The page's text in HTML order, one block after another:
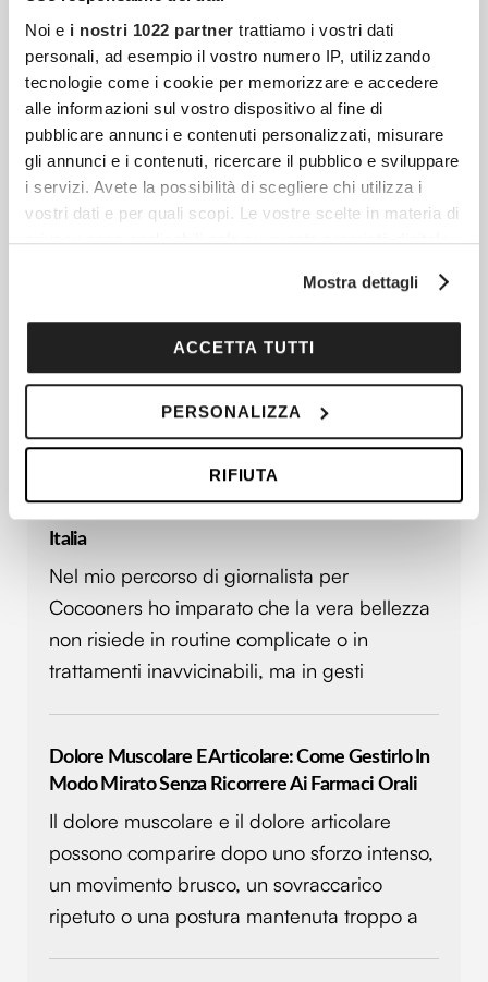
Noi e i nostri 1022 partner trattiamo i vostri dati
personali, ad esempio il vostro numero IP, utilizzando
tecnologie come i cookie per memorizzare e accedere
alle informazioni sul vostro dispositivo al fine di
pubblicare annunci e contenuti personalizzati, misurare
gli annunci e i contenuti, ricercare il pubblico e sviluppare
i servizi. Avete la possibilità di scegliere chi utilizza i
vostri dati e per quali scopi. Le vostre scelte in materia di
privacy sono applicabili solo su questa proprietà digitale
modificare o revocare il proprio consenso in qualsiasi
momento dalla Dichiarazione sui cookie o facendo clic
sull'icona di attivazione della privacy.
raccogliere informazioni sulla tua posizione
geografica, con un'approssimazione di qualche
Identificare il tuo dispositivo, scansionandolo
attivamente alla ricerca di caratteristiche specifiche
Approfondisci come vengono elaborati i tuoi dati personali
e imposta le tue preferenze nellasezione dettagli. Puoi
modificare o ritirare il tuo consenso in qualsiasi momento
dalla Dichiarazione sui cookie.
Utilizziamo i cookie per personalizzare contenuti ed
informazioni sul modo in cui utilizzi il nostro sito con i
nostri partner che si occupano di analisi dei dati web,
pubblicità e social media, i quali potrebbero combinarle
con altre informazioni che hai fornito loro o che hanno
Mostra dettagli
ACCETTA TUTTI
PERSONALIZZA
RIFIUTA
Articoli più recenti
Il tessuto connettivo è una delle strutture più
diffuse e decisive dell’organismo umano, ma
resta spesso meno conosciuto rispetto a
muscoli, ossa, cuore o cervello.
Italia
Nel mio percorso di giornalista per
Cocooners ho imparato che la vera bellezza
non risiede in routine complicate o in
trattamenti inavvicinabili, ma in gesti
Dolore Muscolare E Articolare: Come Gestirlo In
Modo Mirato Senza Ricorrere Ai Farmaci Orali
Il dolore muscolare e il dolore articolare
possono comparire dopo uno sforzo intenso,
un movimento brusco, un sovraccarico
ripetuto o una postura mantenuta troppo a